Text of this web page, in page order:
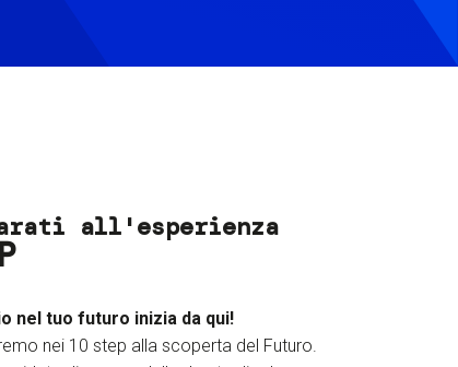
all'esperienza
nel tuo futuro inizia da qui!
nei 10 step alla scoperta del Futuro.